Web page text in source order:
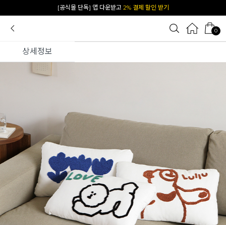
카카오 플친 추가하면1천원 즉시 할인 쿠폰
0
상세정보